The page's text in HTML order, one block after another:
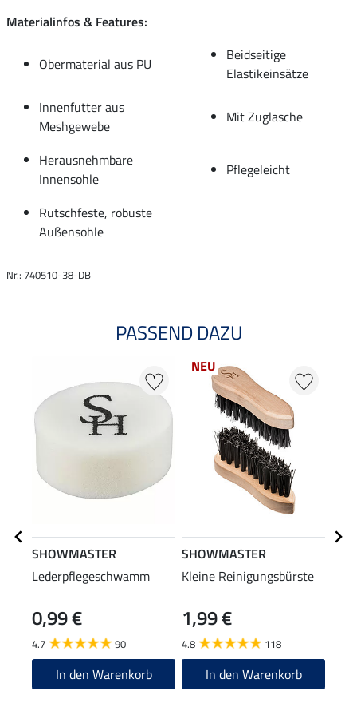
Materialinfos & Features:
Obermaterial aus PU
Beidseitige
Elastikeinsätze
Innenfutter aus
Meshgewebe
Mit Zuglasche
Herausnehmbare
Innensohle
Pflegeleicht
Rutschfeste, robuste
Außensohle
Nr.: 740510-38-DB
PASSEND DAZU
SHOWMASTER
Lederpflegeschwamm
0,99 €
4.7 90
In den Warenkorb
NEU
SHOWMASTER
Kleine Reinigungsbürste
1,99 €
4.8 118
In den Warenkorb